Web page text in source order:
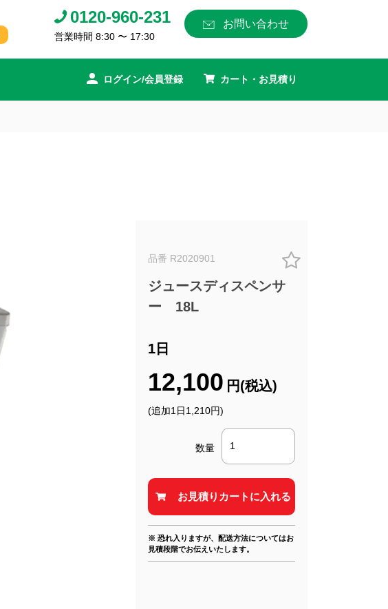
0120-960-231
営業時間 8:30 〜 17:30
お問い合わせ
ログイン/会員登録 カート・お見積り
品番 R2020901
ジュースディスペンサ
ー 18L
1日
12,100 円(税込)
(追加1日1,210円)
数量
※ 恐れ入りますが、配送方法についてはお
見積段階でお伝えいたします。